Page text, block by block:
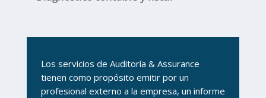
Los servicios de Auditoría & Assurance
tienen como propósito emitir por un
profesional externo a la empresa, un informe